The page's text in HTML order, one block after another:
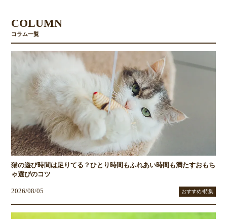
COLUMN
コラム一覧
猫の遊び時間は足りてる？ひとり時間もふれあい時間も満たすおもち
ゃ選びのコツ
2026/08/05 おすすめ/特集